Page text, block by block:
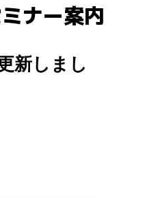
ナー案内
新しまし